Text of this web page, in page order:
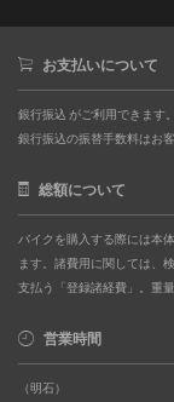
お支払いについて
銀行振込 がご利用できます。
銀行振込の振替手数料はお
総額について
バイクを購入する際には本
ます。諸費用に関しては、
支払う「登録諸経費」。重
営業時間
（明石）